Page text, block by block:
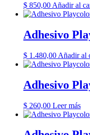
$ 850,00 Añadir al
Adhesivo
$ 1.480,00 Añadir al
Adhesivo
$ 260,00 Leer más